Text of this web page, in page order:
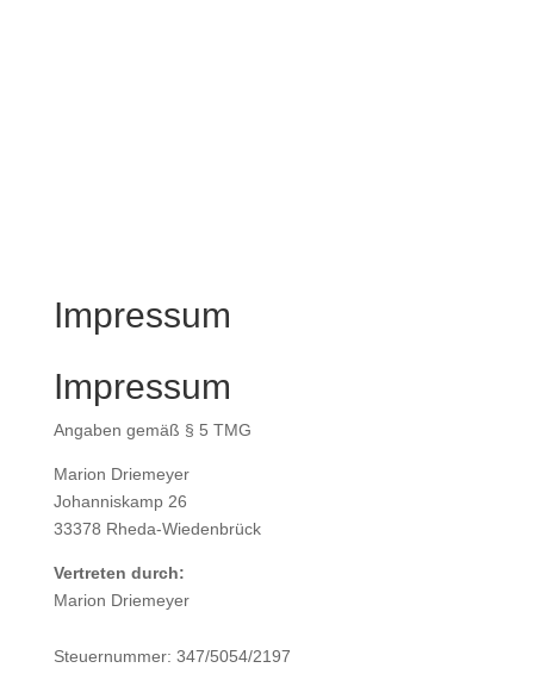
Impressum
Impressum
Angaben gemäß § 5 TMG
Marion Driemeyer
Johanniskamp 26
33378 Rheda-Wiedenbrück
Vertreten durch:
Marion Driemeyer
Steuernummer: 347/5054/2197